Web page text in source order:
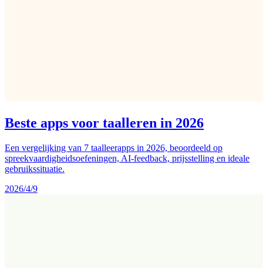
Beste apps voor taalleren in 2026
Een vergelijking van 7 taalleerapps in 2026, beoordeeld op
spreekvaardigheidsoefeningen, AI-feedback, prijsstelling en ideale
gebruikssituatie.
2026/4/9